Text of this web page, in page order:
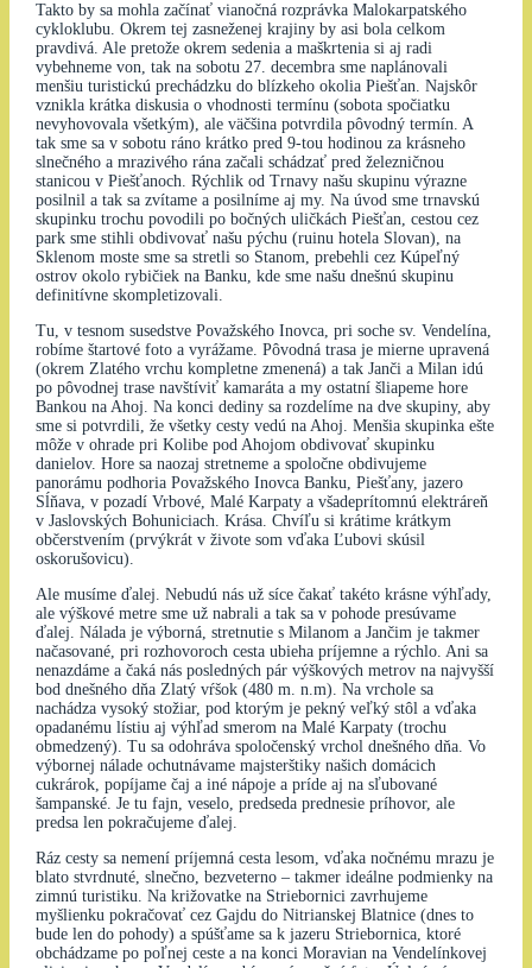
Takto by sa mohla začínať vianočná rozprávka Malokarpatského
cykloklubu. Okrem tej zasneženej krajiny by asi bola celkom
pravdivá. Ale pretože okrem sedenia a maškrtenia si aj radi
vybehneme von, tak na sobotu 27. decembra sme naplánovali
menšiu turistickú prechádzku do blízkeho okolia Piešťan. Najskôr
vznikla krátka diskusia o vhodnosti termínu (sobota spočiatku
nevyhovovala všetkým), ale väčšina potvrdila pôvodný termín. A
tak sme sa v sobotu ráno krátko pred 9-tou hodinou za krásneho
slnečného a mrazivého rána začali schádzať pred železničnou
stanicou v Piešťanoch. Rýchlik od Trnavy našu skupinu výrazne
posilnil a tak sa zvítame a posilníme aj my. Na úvod sme trnavskú
skupinku trochu povodili po bočných uličkách Piešťan, cestou cez
park sme stihli obdivovať našu pýchu (ruinu hotela Slovan), na
Sklenom moste sme sa stretli so Stanom, prebehli cez Kúpeľný
ostrov okolo rybičiek na Banku, kde sme našu dnešnú skupinu
definitívne skompletizovali.
Tu, v tesnom susedstve Považského Inovca, pri soche sv. Vendelína,
robíme štartové foto a vyrážame. Pôvodná trasa je mierne upravená
(okrem Zlatého vrchu kompletne zmenená) a tak Janči a Milan idú
po pôvodnej trase navštíviť kamaráta a my ostatní šliapeme hore
Bankou na Ahoj. Na konci dediny sa rozdelíme na dve skupiny, aby
sme si potvrdili, že všetky cesty vedú na Ahoj. Menšia skupinka ešte
môže v ohrade pri Kolibe pod Ahojom obdivovať skupinku
danielov. Hore sa naozaj stretneme a spoločne obdivujeme
panorámu podhoria Považského Inovca Banku, Piešťany, jazero
Sĺňava, v pozadí Vrbové, Malé Karpaty a všadeprítomnú elektráreň
v Jaslovských Bohuniciach. Krása. Chvíľu si krátime krátkym
občerstvením (prvýkrát v živote som vďaka Ľubovi skúsil
oskorušovicu).
Ale musíme ďalej. Nebudú nás už síce čakať takéto krásne výhľady,
ale výškové metre sme už nabrali a tak sa v pohode presúvame
ďalej. Nálada je výborná, stretnutie s Milanom a Jančim je takmer
načasované, pri rozhovoroch cesta ubieha príjemne a rýchlo. Ani sa
nenazdáme a čaká nás posledných pár výškových metrov na najvyšší
bod dnešného dňa Zlatý vŕšok (480 m. n.m). Na vrchole sa
nachádza vysoký stožiar, pod ktorým je pekný veľký stôl a vďaka
opadanému lístiu aj výhľad smerom na Malé Karpaty (trochu
obmedzený). Tu sa odohráva spoločenský vrchol dnešného dňa. Vo
výbornej nálade ochutnávame majsterštiky našich domácich
cukrárok, popíjame čaj a iné nápoje a príde aj na sľubované
šampanské. Je tu fajn, veselo, predseda prednesie príhovor, ale
predsa len pokračujeme ďalej.
Ráz cesty sa nemení príjemná cesta lesom, vďaka nočnému mrazu je
blato stvrdnuté, slnečno, bezveterno – takmer ideálne podmienky na
zimnú turistiku. Na križovatke na Striebornici zavrhujeme
myšlienku pokračovať cez Gajdu do Nitrianskej Blatnice (dnes to
bude len do pohody) a spúšťame sa k jazeru Striebornica, ktoré
obchádzame po poľnej ceste a na konci Moravian na Vendelínkovej